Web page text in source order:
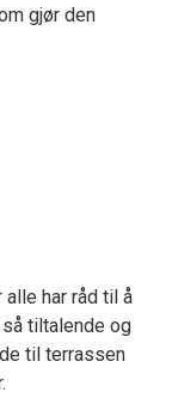
gjør den
har råd til å
tiltalende og
til terrassen